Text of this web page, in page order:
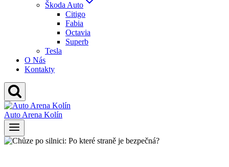
Škoda Auto
Citigo
Fabia
Octavia
Superb
Tesla
O Nás
Kontakty
Auto Arena Kolín